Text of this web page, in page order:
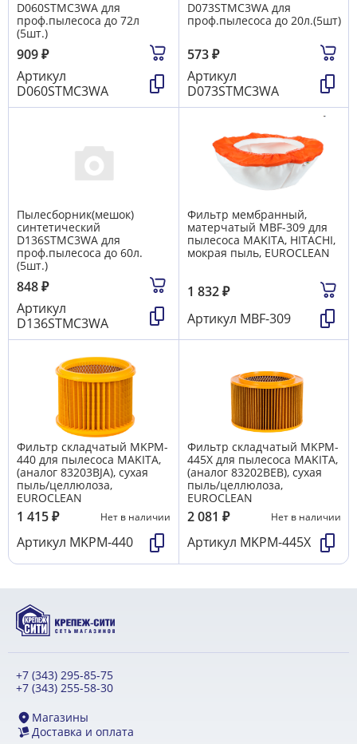
D060STMC3WA для
проф.пылесоса до 72л
(5шт.)
909₽
Артикул
D060STMC3WA
D073STMC3WA для
проф.пылесоса до 20л.(5шт)
573₽
Артикул
D073STMC3WA
Пылесборник(мешок)
синтетический
D136STMC3WA для
проф.пылесоса до 60л.
(5шт.)
848₽
Артикул
D136STMC3WA
Фильтр мембранный,
матерчатый MBF-309 для
пылесоса MAKITA, HITACHI,
мокрая пыль, EUROCLEAN
1 832₽
Артикул MBF-309
Фильтр складчатый MKPM-
440 для пылесоса MAKITA,
(аналог 83203BJA), сухая
пыль/целлюлоза,
EUROCLEAN
1 415₽ Нет в наличии
Артикул MKPM-440
Фильтр складчатый MKPM-
445X для пылесоса MAKITA,
(аналог 83202BEB), сухая
пыль/целлюлоза,
EUROCLEAN
2 081 ₽ Нет в наличии
Артикул MKPM-445X
+7 (343) 295-85-75
+7 (343) 255-58-30
Магазины
Доставка и оплата